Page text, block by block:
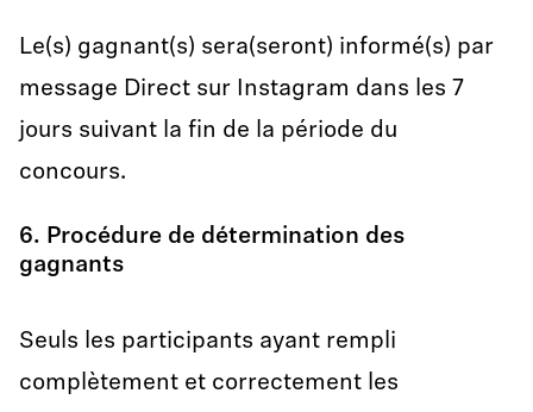
Le(s) gagnant(s) sera(seront) informé(s) par
message Direct sur Instagram dans les 7
jours suivant la fin de la période du
concours.
6. Procédure de détermination des
gagnants
Seuls les participants ayant rempli
complètement et correctement les